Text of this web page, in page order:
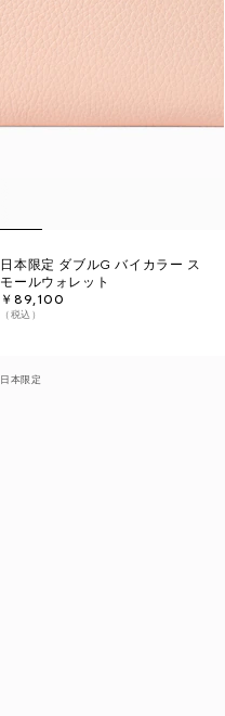
日本限定 ダブルG バイカラー ス
モールウォレット
￥89,100
（税込）
日本限定